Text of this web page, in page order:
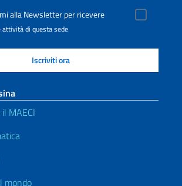
alla Newsletter per ricevere
di questa sede
MAECI
mondo